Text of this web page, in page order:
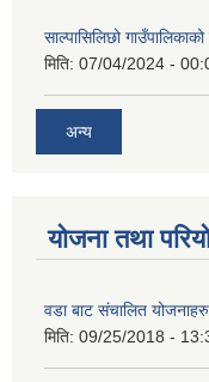
साल्पासिलिछो
मिति: 07/04/2024 -
अन्य
योजना तथा
वडा बाट संचालित
मिति: 09/25/2018 -